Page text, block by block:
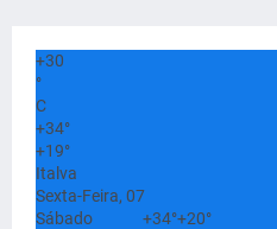
+30
°
C
+34°
+19°
Italva
Sexta-Feira, 07
Sábado
+34°+20°